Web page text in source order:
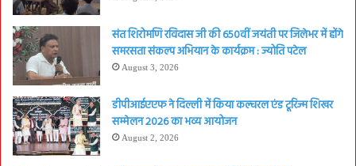
संत शिरोमणि रविदास जी की 650वीं जयंती पर जिलेभर में होंगे
समरसता संकल्प अभियान के कार्यक्रम : ज्योति पटेल
August 3, 2026
डीपीआईएएफ ने दिल्ली में किया कल्चरल एंड टूरिज्म शिखर
सम्मेलन 2026 का भव्य आयोजन
August 2, 2026